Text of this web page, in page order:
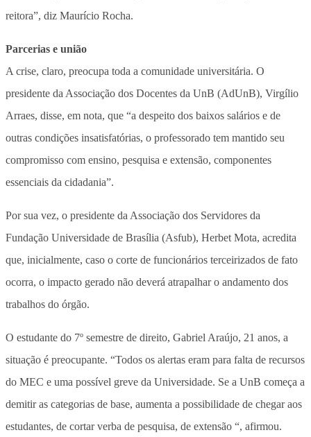
reitora”, diz Maurício Rocha.
Parcerias e união
A crise, claro, preocupa toda a comunidade universitária. O
presidente da Associação dos Docentes da UnB (AdUnB), Virgílio
Arraes, disse, em nota, que “a despeito dos baixos salários e de
outras condições insatisfatórias, o professorado tem mantido seu
compromisso com ensino, pesquisa e extensão, componentes
essenciais da cidadania”.
Por sua vez, o presidente da Associação dos Servidores da
Fundação Universidade de Brasília (Asfub), Herbet Mota, acredita
que, inicialmente, caso o corte de funcionários terceirizados de fato
ocorra, o impacto gerado não deverá atrapalhar o andamento dos
trabalhos do órgão.
O estudante do 7º semestre de direito, Gabriel Araújo, 21 anos, a
situação é preocupante. “Todos os alertas eram para falta de recursos
do MEC e uma possível greve da Universidade. Se a UnB começa a
demitir as categorias de base, aumenta a possibilidade de chegar aos
estudantes, de cortar verba de pesquisa, de extensão “, afirmou.